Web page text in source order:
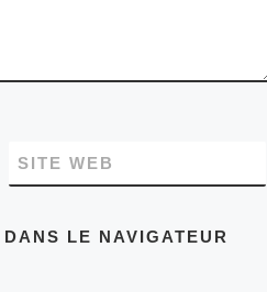
SITE WEB
LE NAVIGATEUR